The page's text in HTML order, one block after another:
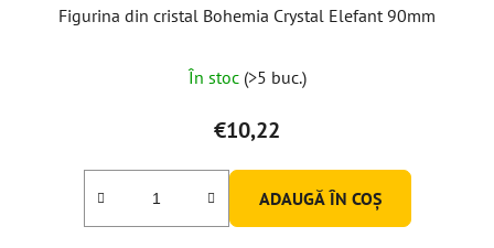
Figurina din cristal Bohemia Crystal Elefant 90mm
În stoc (>5 buc.)
€10,22
ADAUGĂ ÎN COŞ